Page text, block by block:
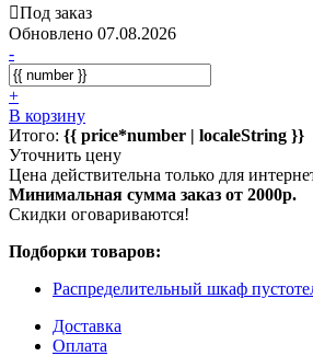
Под заказ
Обновлено 07.08.2026
-
+
В корзину
Итого: {{ price*number | localeString }}
Уточнить цену
Цена действительна только для
Минимальная сумма заказ от 2000р.
Скидки оговариваются!
Подборки товаров:
Распределительный шкаф
Доставка
Оплата